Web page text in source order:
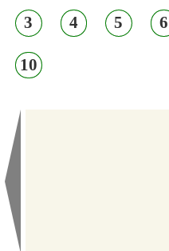
3 4 5 6
10